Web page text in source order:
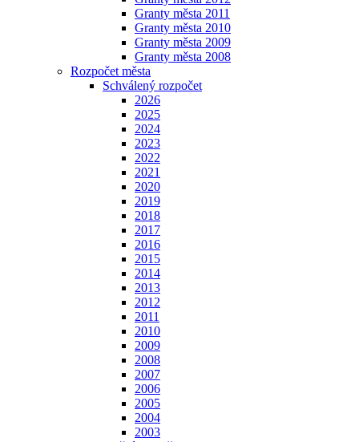
Granty města 2011
Granty města 2010
Granty města 2009
Granty města 2008
Rozpočet města
Schválený rozpočet
2026
2025
2024
2023
2022
2021
2020
2019
2018
2017
2016
2015
2014
2013
2012
2011
2010
2009
2008
2007
2006
2005
2004
2003